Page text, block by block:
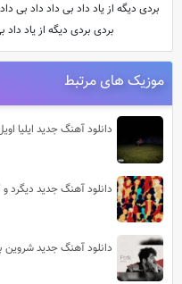
بردی دیگه از یاد داد بی داد داد بی
بردی بردی دیگه از یاد داد
موزیک های مرتبط
دانلود آهنگ جدید ایلیا
دانلود آهنگ جدید دیگرد
دانلود آهنگ جدید شروین